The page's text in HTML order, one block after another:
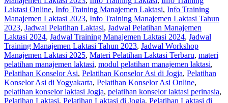
Laktasi Online, Info Training Manajemen Laktasi, Info Training
Manajemen Laktasi 2023, Info Training Manajemen Laktasi Tahun
2023, Jadwal Pelatihan Laktasi, Jadwal Pelatihan Manajemen
Laktasi 2024, Jadwal Training Manajemen Laktasi 2024, Jadwal
Training Manajemen Laktasi Tahun 2023, Jadwal Workshop
Manajemen Laktasi 2025, Materi Pelatihan Laktasi Terbaru, materi
pelatihan manajemen laktasi, modul pelatihan manajemen laktasi,
Pelatihan Konselor Asi, Pelatihan Konselor Asi di Jogja, Pelatihan
Konselor Asi di Yogyakarta, Pelatihan Konselor Asi Online,
pelatihan konselor laktasi Jogja, pelatihan konselor laktasi perinasia,
Pelatihan Laktasi, Pelatihan Laktasi di Jogja, Pelatihan Laktasi di